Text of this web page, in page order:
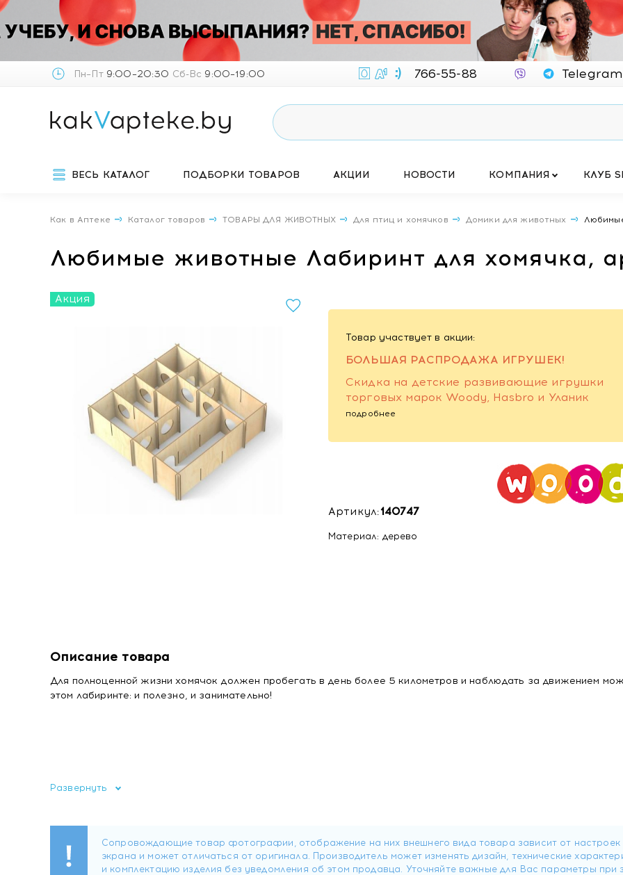
Пн–Пт9:00–20:30 Сб-Вс 9:00–19:00 766-55-88
ВЕСЬ КАТАЛОГ ПОДБОРКИ ТОВАРОВ АКЦИИ НОВОСТИ КОМПАНИЯ КЛУБ
Как в Аптеке Каталог товаров ТОВАРЫ ДЛЯ ЖИВОТНЫХ Для птиц и хомячков Домики для животных
Любимые животные Лабиринт для хомячка,
Акция
Товар участвует в акции:
БОЛЬШАЯ РАСПРОДАЖА ИГРУШЕК!
Скидка на детские развивающие игрушки
торговых марок Woody, Hasbro и Уланик
подробнее
Артикул:140747
Материал: дерево
Описание товара
Для полноценной жизни хомячок должен пробегать в день более 5 километров и наблюдать за движением
этом лабиринте: и полезно, и занимательно!
Развернуть